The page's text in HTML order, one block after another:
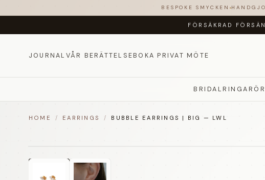
BESPOKE SMYCKEN
FÖRSÄKRAD
JOURNAL VÅR BERÄTTELSEBOKA PRIVAT MÖTE
BRIDAL RINGAR
HOME / EARRINGS / BUBBLE EARRINGS | BIG — LWL